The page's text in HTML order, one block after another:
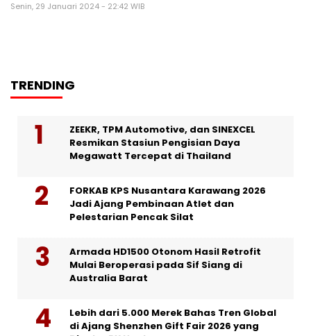
Senin, 29 Januari 2024 - 22:42 WIB
TRENDING
ZEEKR, TPM Automotive, dan SINEXCEL
Resmikan Stasiun Pengisian Daya
Megawatt Tercepat di Thailand
FORKAB KPS Nusantara Karawang 2026
Jadi Ajang Pembinaan Atlet dan
Pelestarian Pencak Silat
Armada HD1500 Otonom Hasil Retrofit
Mulai Beroperasi pada Sif Siang di
Australia Barat
Lebih dari 5.000 Merek Bahas Tren Global
di Ajang Shenzhen Gift Fair 2026 yang